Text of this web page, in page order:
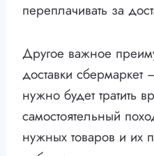
переплачивать за
Другое важное
доставки сбермаркет
нужно будет тратить
самостоятельный
нужных товаров и их